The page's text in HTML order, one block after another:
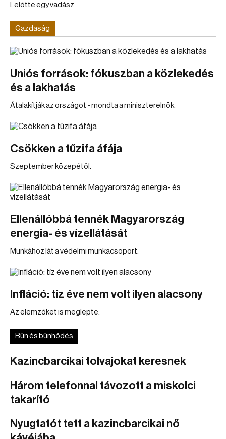
Lelőtte egy vadász.
Gazdaság
Uniós források: fókuszban a közlekedés
és a lakhatás
Átalakítják az országot - mondta a miniszterelnök.
Csökken a tűzifa áfája
Szeptember közepétől.
Ellenállóbbá tennék Magyarország
energia- és vízellátását
Munkához lát a védelmi munkacsoport.
Infláció: tíz éve nem volt ilyen alacsony
Az elemzőket is meglepte.
Bűn és bűnhődés
Kazincbarcikai tolvajokat keresnek
Három telefonnal távozott a miskolci
takarító
Nyugtatót tett a kazincbarcikai nő